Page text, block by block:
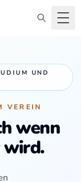
UND
VEREIN
wenn